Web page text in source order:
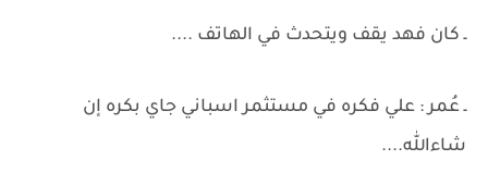
ـ كان فهد يقف ويتحدث في الهاتف ....
ـ عُمر : علي فكره في مستثمر اسباني جاي بكره إن
شاءالله....